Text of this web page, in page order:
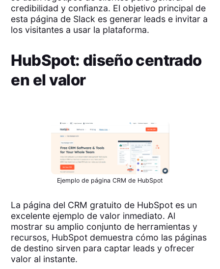
credibilidad y confianza. El objetivo principal de
esta página de Slack es generar leads e invitar a
los visitantes a usar la plataforma.
HubSpot: diseño centrado
en el valor
Ejemplo de página CRM de HubSpot
La página del CRM gratuito de HubSpot es un
excelente ejemplo de valor inmediato. Al
mostrar su amplio conjunto de herramientas y
recursos, HubSpot demuestra cómo las páginas
de destino sirven para captar leads y ofrecer
valor al instante.